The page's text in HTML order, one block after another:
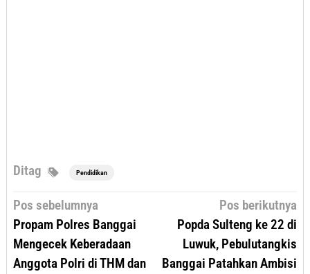
Ditag Pendidikan
Navigasi
Pos sebelumnya
Propam Polres Banggai
Mengecek Keberadaan
Anggota Polri di THM dan
Pos berikutnya
Popda Sulteng ke 22 di
Luwuk, Pebulutangkis
Banggai Patahkan Ambisi